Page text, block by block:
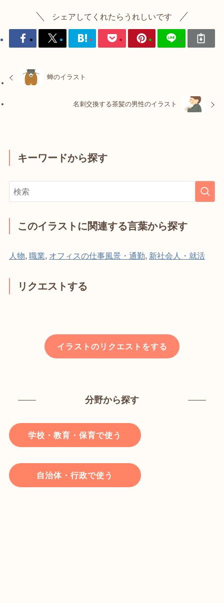
シェアしてくれたらうれしいです
蝉のイラスト
名刺交換する茶髪の男性のイラスト
キーワードから探す
このイラストに関連する言葉から探す
人物 職業 オフィスの仕事風景・通勤 新社会人・就活
リクエストする
イラストのリクエストをする
分野から探す
学校・教育・保育で使う
自治体・行政で使う